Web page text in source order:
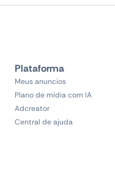
Plataforma
Meus anuncios
Plano de mídia com IA
Adcreator
Central de ajuda